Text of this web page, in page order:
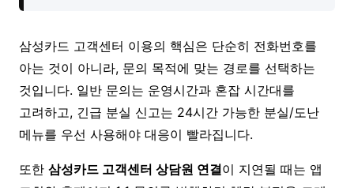
삼성카드 고객센터 이용의 핵심은 단순히 전화번호를
아는 것이 아니라, 문의 목적에 맞는 경로를 선택하는
것입니다. 일반 문의는 운영시간과 혼잡 시간대를
고려하고, 긴급 분실 신고는 24시간 가능한 분실/도난
메뉴를 우선 사용해야 대응이 빨라집니다.
또한 삼성카드 고객센터 상담원 연결이 지연될 때는 앱